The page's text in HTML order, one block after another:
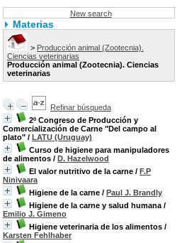
New search
Materias
> Producción animal (Zootecnia).
Ciencias veterinarias
Producción animal (Zootecnia). Ciencias
veterinarias
Refinar búsqueda
2º Congreso de Producción y
Comercialización de Carne "Del campo al
plato" / LATU (Uruguay)
Curso de higiene para manipuladores
de alimentos / D. Hazelwood
El valor nutritivo de la carne / F.P
Ninivaara
Higiene de la carne / Paul J. Brandly
Higiene de la carne y salud humana /
Emilio J. Gimeno
Higiene veterinaria de los alimentos /
Karsten Fehlhaber